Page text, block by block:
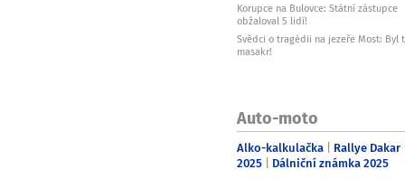
Korupce na Bulovce: Státní zástupce
obžaloval 5 lidí!
Svědci o tragédii na jezeře Most: Byl
masakr!
Auto-moto
Alko-kalkulačka Rallye Dakar
2025 Dálniční známka 2025